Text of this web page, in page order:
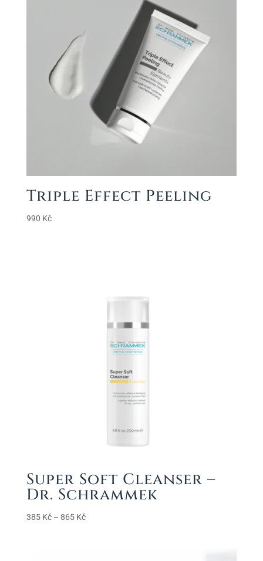
Triple Effect Peeling
990 Kč
Super Soft Cleanser –
Dr. Schrammek
385 Kč – 865 KčRozpětí